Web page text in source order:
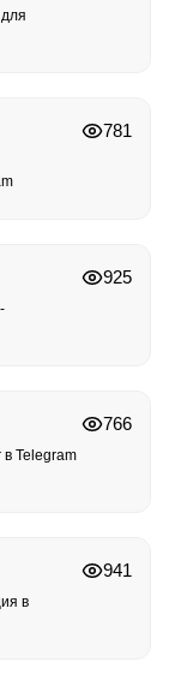
781
925
Telegram
766
в
941